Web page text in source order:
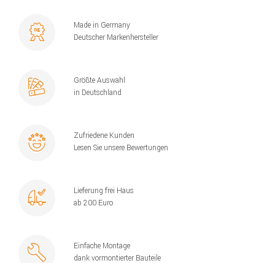
Made in Germany
Deutscher Markenhersteller
Größte Auswahl
in Deutschland
Zufriedene Kunden
Lesen Sie unsere Bewertungen
Lieferung frei Haus
ab 200 Euro
Einfache Montage
dank vormontierter Bauteile